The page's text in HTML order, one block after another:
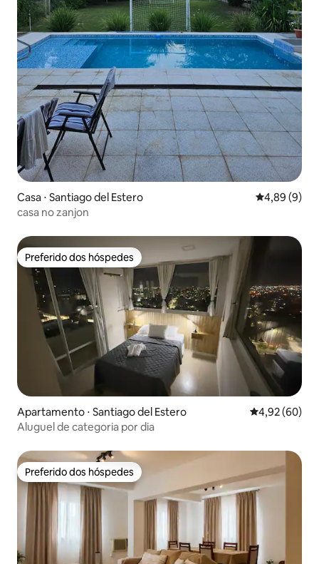
Casa ⋅ Santiago del Estero 4,89 de uma
4,89 (9)
casa no zanjon
Preferido dos hóspedes
Preferido dos hóspedes
Apartamento ⋅ Santiago del Estero 4,92 de uma
4,92 (60)
Aluguel de categoria por dia
Preferido dos hóspedes
Preferido dos hóspedes